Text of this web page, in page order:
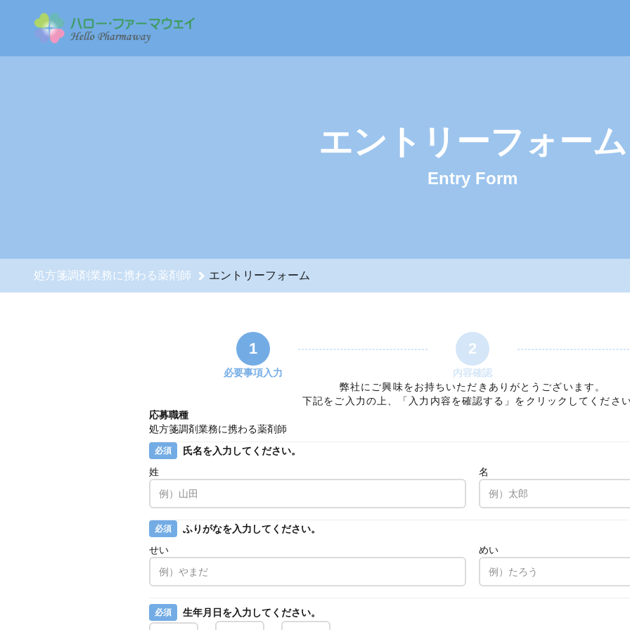
エントリーフォーム
Entry Form
処方箋調剤業務に携わる薬剤師 エントリーフォーム
1
必要事項入力
2
内容確認
弊社にご興味をお持ちいただきありがとうございます。
下記をご入力の上、「入力内容を確認する」をクリックしてください
応募職種
処方箋調剤業務に携わる薬剤師
必須
氏名を入力してください。
姓
名
必須
ふりがなを入力してください。
せい
めい
必須 生年月日を入力してください。